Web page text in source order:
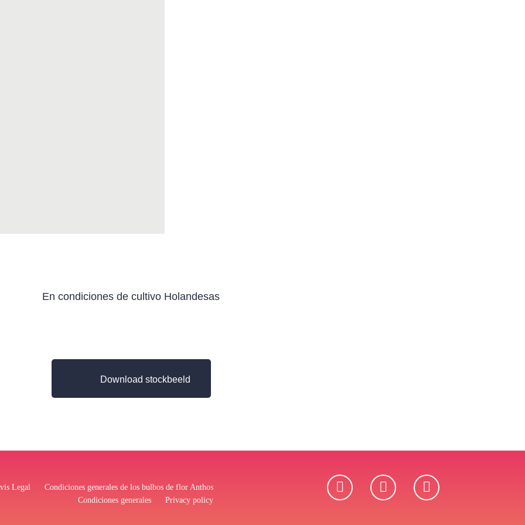
En condiciones de cultivo Holandesas
Download stockbeeld
Legal
Condiciones generales de los bulbos de flor Anthos
Condiciones generales
Privacy policy